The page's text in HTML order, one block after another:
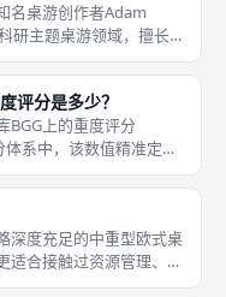
名桌游创作者Adam
研主题桌游领域，擅长
欧式桌游，本作是其极具
设定与规整的策略机制，
评分是多少？
BGG上的重度评分
体系中，该数值精准定义
量化休闲桌游与超硬核重
重处于适中偏上水平，是
深度充足的中重型欧式桌
适合接触过资源管理、轮
固定的回合结构、双行动